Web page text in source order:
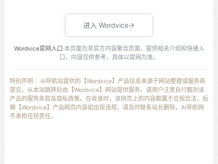
进入 Wordvice
Wordvice官网入口 ·本页面为非官方内容聚合页面，提供相关介绍和快捷入
口，内容仅供参考，具体以官网为准。
特别声明 ：AI导航站提供的【Wordvice】产品信息来源于网站整理或服务商
提交，从本站跳转后由【Wordvice】网站提供服务，请用户注意自行甄别该
产品的服务条款及隐私政策。在收录时，该网页上的内容都属于合规合法，后
期【Wordvice】产品网页内容如出现违规，请及时联系站长删除，AI导航网
不承担任何责任。